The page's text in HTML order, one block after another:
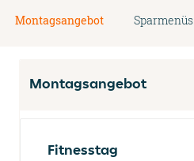
Montagsangebot Sparmenüs
Montagsangebot
Fitnesstag